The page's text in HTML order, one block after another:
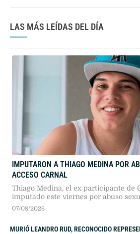
LAS MÁS LEÍDAS DEL DÍA
IMPUTARON A THIAGO MEDINA POR
ACCESO CARNAL
Thiago Medina, el ex participante de
imputado este viernes por abuso
tras la denuncia de su prima Iara
07/08/2026
MURIÓ LEANDRO RUD, RECONOCIDO